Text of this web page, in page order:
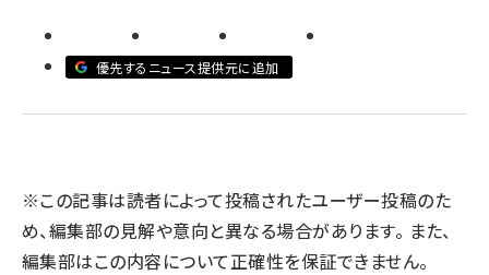
llmo (1167)
優先するニュース提供元に追加
※この記事は読者によって投稿されたユーザー投稿のた
め、編集部の見解や意向と異なる場合があります。 また、
編集部はこの内容について正確性を保証できません。